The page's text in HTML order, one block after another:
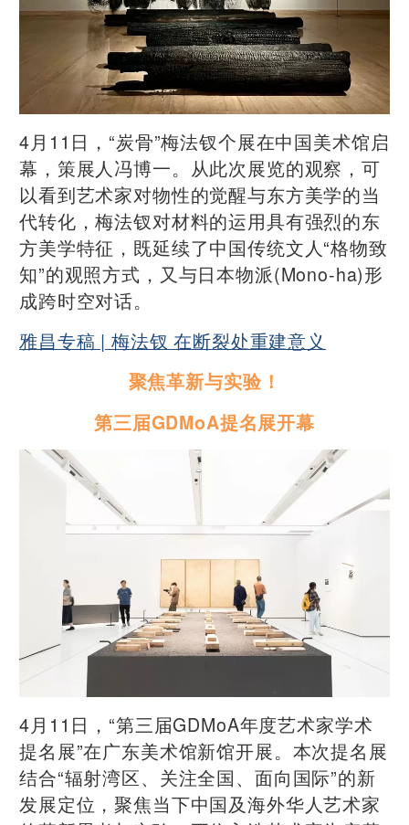
4月11日，“炭骨”梅法钗个展在中国美术馆启
幕，策展人冯博一。从此次展览的观察，可
以看到艺术家对物性的觉醒与东方美学的当
代转化，梅法钗对材料的运用具有强烈的东
方美学特征，既延续了中国传统文人“格物致
知”的观照方式，又与日本物派(Mono-ha)形
成跨时空对话。
雅昌专稿 | 梅法钗 在断裂处重建意义
聚焦革新与实验！
第三届GDMoA提名展开幕
4月11日，“第三届GDMoA年度艺术家学术
提名展”在广东美术馆新馆开展。本次提名展
结合“辐射湾区、关注全国、面向国际”的新
发展定位，聚焦当下中国及海外华人艺术家